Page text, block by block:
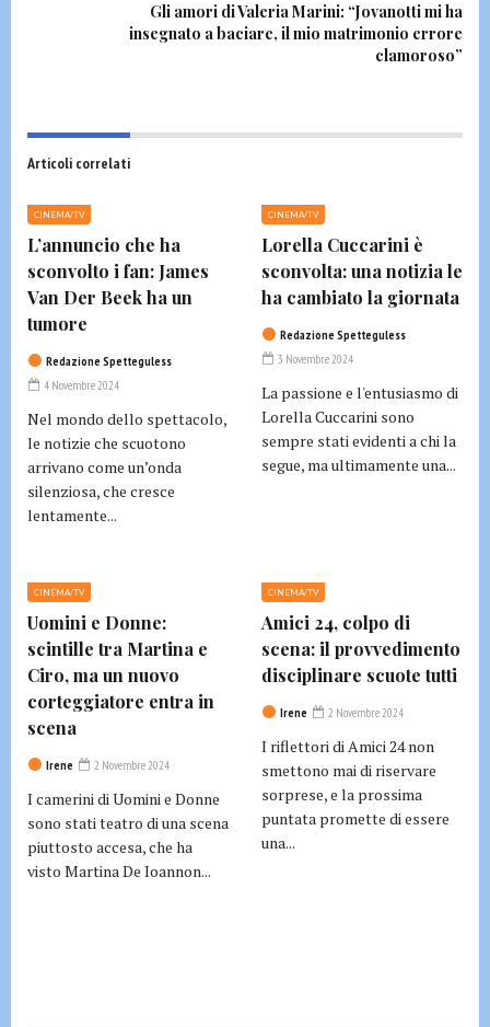
Gli amori di Valeria Marini: “Jovanotti mi ha
insegnato a baciare, il mio matrimonio errore
clamoroso”
Articoli correlati
CINEMA/TV
L’annuncio che ha
sconvolto i fan: James
Van Der Beek ha un
tumore
Redazione Spetteguless
4 Novembre 2024
Nel mondo dello spettacolo,
le notizie che scuotono
arrivano come un’onda
silenziosa, che cresce
lentamente...
CINEMA/TV
Lorella Cuccarini è
sconvolta: una notizia le
ha cambiato la giornata
Redazione Spetteguless
3 Novembre 2024
La passione e l'entusiasmo di
Lorella Cuccarini sono
sempre stati evidenti a chi la
segue, ma ultimamente una...
CINEMA/TV
Uomini e Donne:
scintille tra Martina e
Ciro, ma un nuovo
corteggiatore entra in
scena
Irene 2 Novembre 2024
I camerini di Uomini e Donne
sono stati teatro di una scena
piuttosto accesa, che ha
visto Martina De Ioannon...
CINEMA/TV
Amici 24, colpo di
scena: il provvedimento
disciplinare scuote tutti
Irene 2 Novembre 2024
I riflettori di Amici 24 non
smettono mai di riservare
sorprese, e la prossima
puntata promette di essere
una...